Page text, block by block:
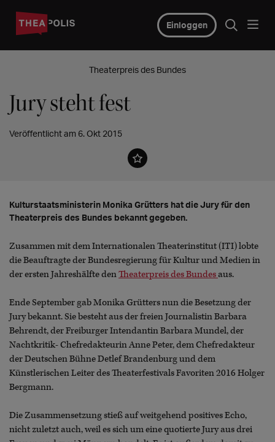
Einloggen
Theaterpreis des Bundes
Jury steht fest
Veröffentlicht am 6. Okt 2015
Kulturstaatsministerin Monika Grütters hat die Jury für den
Theaterpreis des Bundes bekannt gegeben.
Zusammen mit dem Internationalen Theaterinstitut (ITI) lobte
die Beauftragte der Bundesregierung für Kultur und Medien in
der ersten Jahreshälfte denTheaterpreis des Bundesaus.
Ende September gab Monika Grütters nun die Besetzung der
Jury bekannt. Sie besteht aus der freien Journalistin Barbara
Behrendt, der Freiburger Intendantin Barbara Mundel, der
Nachtkritik- Chefredakteurin Anne Peter, dem Chefredakteur
der Deutschen Bühne Detlef Brandenburg und dem
Künstlerischen Leiter des Theaterfestivals Favoriten 2016 Holger
Bergmann.
Die Zusammensetzung stieß auf weitgehend positives Echo,
nicht zuletzt auch, weil es sich um eine quotierte Jury aus drei